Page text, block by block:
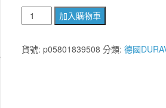
價
NT$19,000。
國
DURAVIT
BACINO
加入購物車
貨號: p05801839508 分類: 德國